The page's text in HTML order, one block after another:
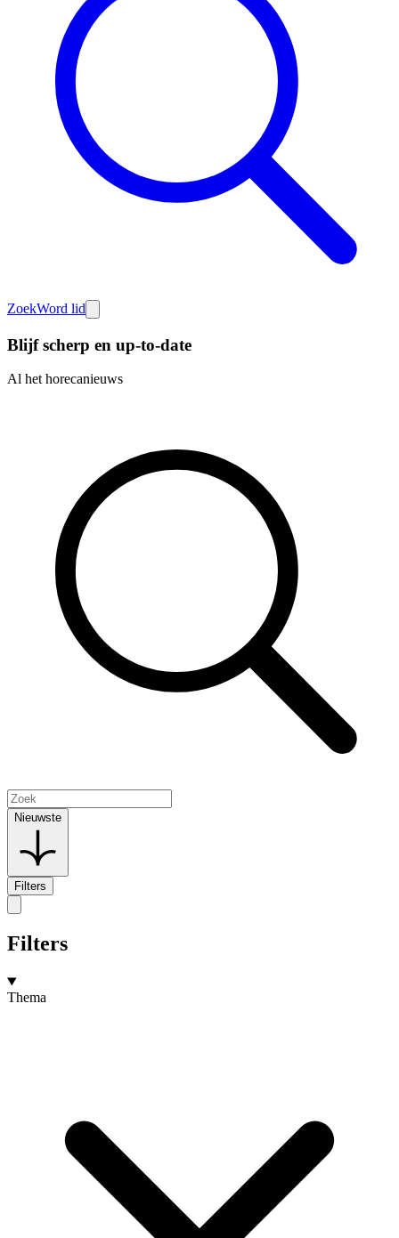
ZoekWord lid
Blijf scherp en up-to-date
Al het horecanieuws
Nieuwste
Filters
Filters
Thema